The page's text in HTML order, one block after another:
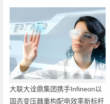
电源设计
大联大诠鼎集团携手Infineon以
固态变压器重构配电效率新标杆